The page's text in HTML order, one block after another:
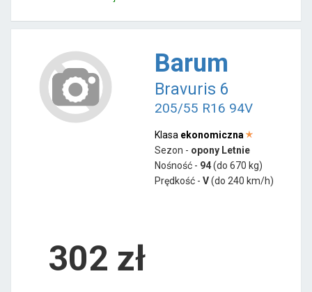
Barum
Bravuris 6
205/55 R16 94V
Klasa ekonomiczna
Sezon - opony Letnie
Nośność - 94(do 670 kg)
Prędkość - V(do 240 km/h)
302 zł